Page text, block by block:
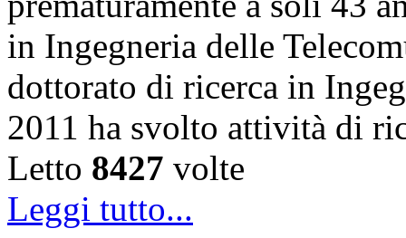
in Ingegneria delle
dottorato di ricerca in
2011 ha svolto attività di
Letto 8427 volte
Leggi tutto...